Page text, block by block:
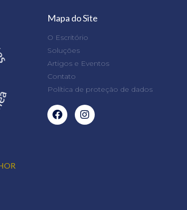
Mapa do Site
O Escritório
Soluções
Artigos e Eventos
Contato
Política de proteção de dados